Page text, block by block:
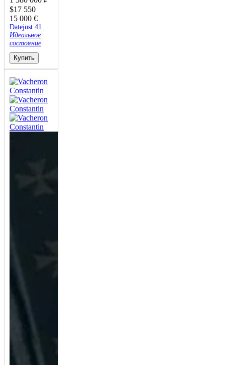
$17 550
15 000 €
Datejust 41
Идеальное
состояние
Купить